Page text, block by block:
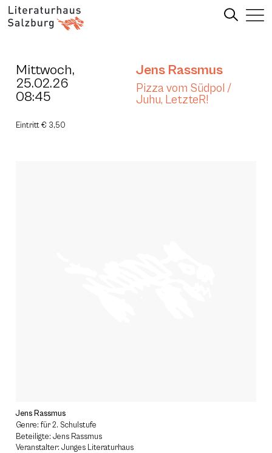
Mittwoch,
25.02.26
08:45
Jens Rassmus
Pizza vom Südpol /
Juhu, LetzteR!
Eintritt € 3,50
Jens Rassmus
Genre: für 2. Schulstufe
Beteiligte: Jens Rassmus
Veranstalter: Junges Literaturhaus